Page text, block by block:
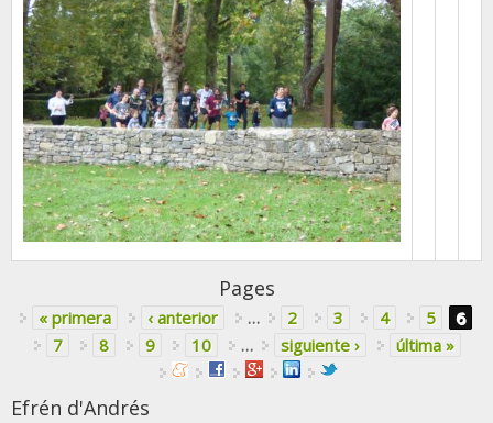
Pages
« primera ‹ anterior … 2 3 4 5
6
7
8 9 10 … siguiente › última »
Efrén d'Andrés